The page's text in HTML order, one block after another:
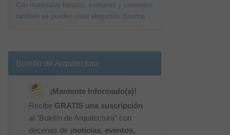
Con materiales baratos, comunes y corrientes
también se pueden crear elegantes diseños
Boletín de Arquitectura
¡Mantente Informado(a)!
Recibe GRATIS una suscripción
al "Boletín de Arquitectura" con
decenas de ¡noticias, eventos,